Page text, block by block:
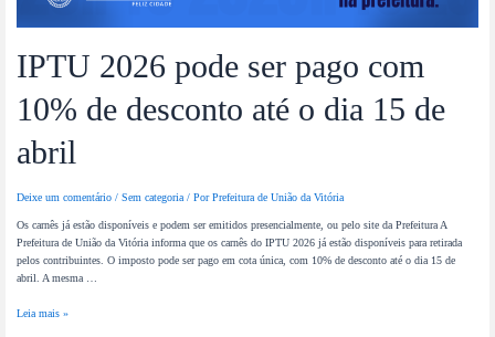
IPTU 2026 pode ser pago com
10% de desconto até o dia 15 de
abril
Deixe um comentário /Sem categoria / PorPrefeitura de União da Vitória
Os carnês já estão disponíveis e podem ser emitidos presencialmente, ou pelo site da Prefeitura A
Prefeitura de União da Vitória informa que os carnês do IPTU 2026 já estão disponíveis para retirada
pelos contribuintes. O imposto pode ser pago em cota única, com 10% de desconto até o dia 15 de
abril. A mesma …
Leia mais »